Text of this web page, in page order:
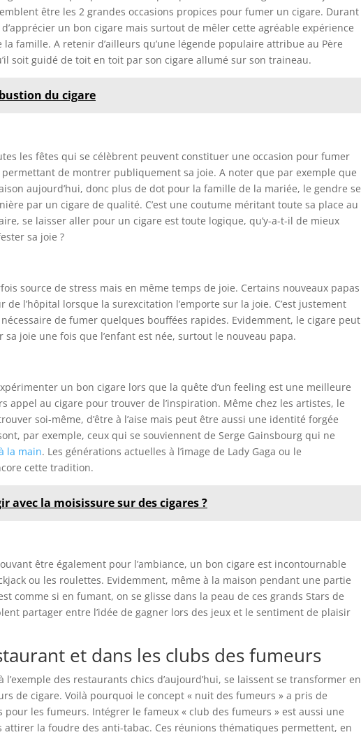
être les 2 grandes occasions propices pour fumer un cigare. Durant
un bon cigare mais surtout de mêler cette agréable expérience
famille. A retenir d’ailleurs qu’une légende populaire attribue au Père
soit guidé de toit en toit par son cigare allumé sur son traineau.
du cigare
les fêtes qui se célèbrent peuvent constituer une occasion pour fumer
permettant de montrer publiquement sa joie. A noter que par exemple que
aujourd’hui, donc plus de dot pour la famille de la mariée, le gendre se
par un cigare de qualité. C’est une coutume méritant toute sa place au
se laisser aller pour un cigare est toute logique, qu’y-a-t-il de mieux
sa joie ?
source de stress mais en même temps de joie. Certains nouveaux papas
de l’hôpital lorsque la surexcitation l’emporte sur la joie. C’est justement
de fumer quelques bouffées rapides. Evidemment, le cigare peut
joie une fois que l’enfant est née, surtout le nouveau papa.
un bon cigare lors que la quête d’un feeling est une meilleure
appel au cigare pour trouver de l’inspiration. Même chez les artistes, le
soi-même, d’être à l’aise mais peut être aussi une identité forgée
par exemple, ceux qui se souviennent de Serge Gainsbourg qui ne
la main. Les générations actuelles à l’image de Lady Gaga ou le
cette tradition.
avec la moisissure sur des cigares ?
être également pour l’ambiance, un bon cigare est incontournable
ou les roulettes. Evidemment, même à la maison pendant une partie
comme si en fumant, on se glisse dans la peau de ces grands Stars de
partager entre l’idée de gagner lors des jeux et le sentiment de plaisir
et dans les clubs des fumeurs
des restaurants chics d’aujourd’hui, se laissent se transformer en
de cigare. Voilà pourquoi le concept « nuit des fumeurs » a pris de
pour les fumeurs. Intégrer le fameux « club des fumeurs » est aussi une
la foudre des anti-tabac. Ces réunions thématiques permettent, en